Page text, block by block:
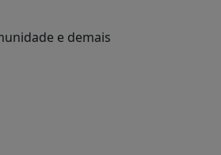
e demais